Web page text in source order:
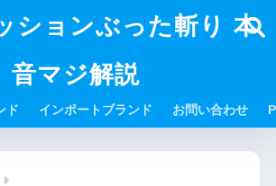
ションぶった斬り 本
音マジ解説
ド インポートブランド お問い合わせ